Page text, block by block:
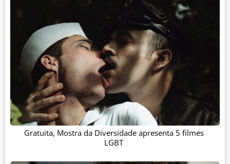
Gratuita, Mostra da Diversidade apresenta 5 filmes
LGBT